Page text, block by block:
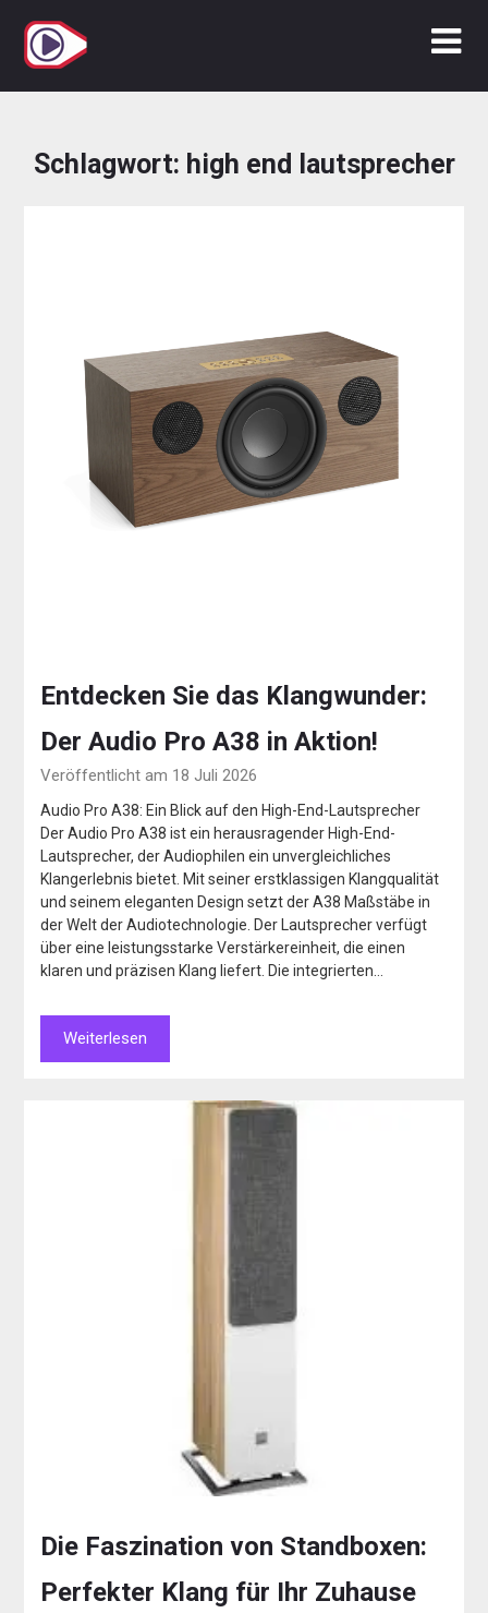
Inhalt
springen
Schlagwort: high end lautsprecher
Entdecken Sie das Klangwunder:
Der Audio Pro A38 in Aktion!
Veröffentlicht am 18 Juli 2026
Audio Pro A38: Ein Blick auf den High-End-Lautsprecher
Der Audio Pro A38 ist ein herausragender High-End-
Lautsprecher, der Audiophilen ein unvergleichliches
Klangerlebnis bietet. Mit seiner erstklassigen Klangqualität
und seinem eleganten Design setzt der A38 Maßstäbe in
der Welt der Audiotechnologie. Der Lautsprecher verfügt
über eine leistungsstarke Verstärkereinheit, die einen
klaren und präzisen Klang liefert. Die integrierten…
Weiterlesen
Die Faszination von Standboxen:
Perfekter Klang für Ihr Zuhause